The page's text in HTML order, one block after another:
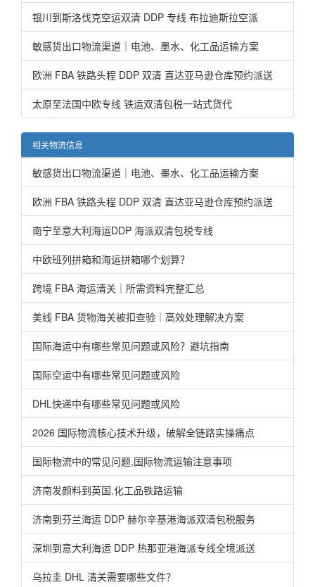
银川到斯洛伐克空运双清 DDP 专线 布拉迪斯拉空派
敏感货出口物流渠道｜电池、墨水、化工品运输方案
欧洲 FBA 铁路头程 DDP 双清 直达亚马逊仓库预约派送
太原至法国中欧专线 铁运双清包税一站式货代
相关物流信息
敏感货出口物流渠道｜电池、墨水、化工品运输方案
欧洲 FBA 铁路头程 DDP 双清 直达亚马逊仓库预约派送
南宁至意大利海运DDP 海派双清包税专线
中欧班列拼箱和海运拼箱哪个划算？
跨境 FBA 海运清关｜所需资料完整汇总
美线 FBA 货物海关被扣查验｜高效处理解决方案
国际海运中有哪些常见问题或风险？避坑指南
国际空运中有哪些常见问题或风险
DHL快递中有哪些常见问题或风险
2026 国际物流核心技术升级，破解全链路实操痛点
国际物流中的常见问题,国际物流运输注意事项
济南发颜料到英国,化工品铁路运输
济南到芬兰海运 DDP 赫尔辛基港海派双清包税服务
深圳到意大利海运 DDP 热那亚港海派专线全境派送
乌拉圭 DHL 清关需要哪些文件？